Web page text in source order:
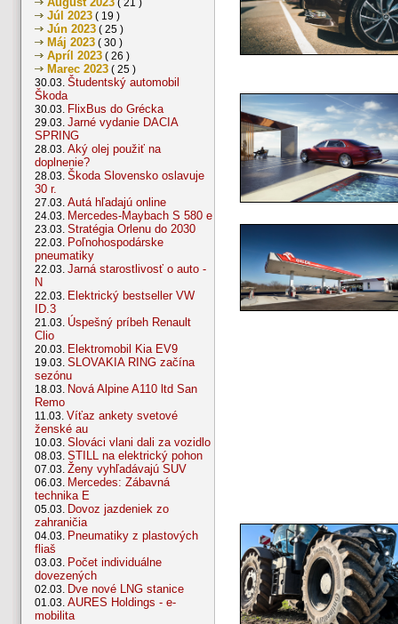
( 21 )
Júl 2023 ( 19 )
Jún 2023 ( 25 )
Máj 2023 ( 30 )
Apríl 2023 ( 26 )
Marec 2023 ( 25 )
30.03. Študentský automobil
Škoda
30.03. FlixBus do Grécka
29.03. Jarné vydanie DACIA
SPRING
28.03. Aký olej použiť na
doplnenie?
28.03. Škoda Slovensko oslavuje
30 r.
27.03. Autá hľadajú online
24.03. Mercedes-Maybach S 580 e
23.03. Stratégia Orlenu do 2030
22.03. Poľnohospodárske
pneumatiky
22.03. Jarná starostlivosť o auto -
N
22.03. Elektrický bestseller VW
ID.3
21.03. Úspešný príbeh Renault
Clio
20.03. Elektromobil Kia EV9
19.03. SLOVAKIA RING začína
sezónu
18.03. Nová Alpine A110 ltd San
Remo
11.03. Víťaz ankety svetové
ženské au
10.03. Slováci vlani dali za vozidlo
08.03. STILL na elektrický pohon
07.03. Ženy vyhľadávajú SUV
06.03. Mercedes: Zábavná
technika E
05.03. Dovoz jazdeniek zo
zahraničia
04.03. Pneumatiky z plastových
fliaš
03.03. Počet individuálne
dovezených
02.03. Dve nové LNG stanice
01.03. AURES Holdings - e-
mobilita